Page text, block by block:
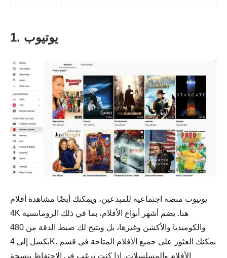
1. يوتيوب
يوتيوب منصة اجتماعية للمبدعين، ويمكنك أيضًا مشاهدة أفلام
4K هنا. يضم أشهر أنواع الأفلام، بما في ذلك الرومانسية
والكوميديا والأكشن وغيرها، بل ويتيح لك ضبط الدقة من 480
بكسل إلى 4K. يمكنك العثور على جميع الأفلام المتاحة في قسم
الأفلام والمسلسلات. إذا كنت ترغب في الاحتفاظ بنسخة